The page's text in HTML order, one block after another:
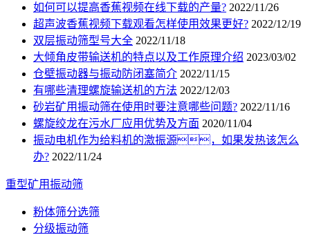
如何可以提高香蕉视频在线下载的产量? 2022/11/26
超声波香蕉视频下载观看怎样使用效果更好? 2022/12/19
双层振动筛型号大全 2022/11/18
大倾角皮带输送机的特点以及工作原理介绍 2023/03/02
仓壁振动器与振动防闭塞简介 2022/11/15
有哪些清理螺旋输送机的方法 2022/12/03
砂岩矿用振动筛在使用时要注意哪些问题? 2022/11/16
螺旋绞龙在污水厂应用优势及方面 2020/11/04
振动电机作为给料机的激振源，如果发热该怎么
办? 2022/11/24
重型矿用振动筛
粉体筛分选筛
分级振动筛